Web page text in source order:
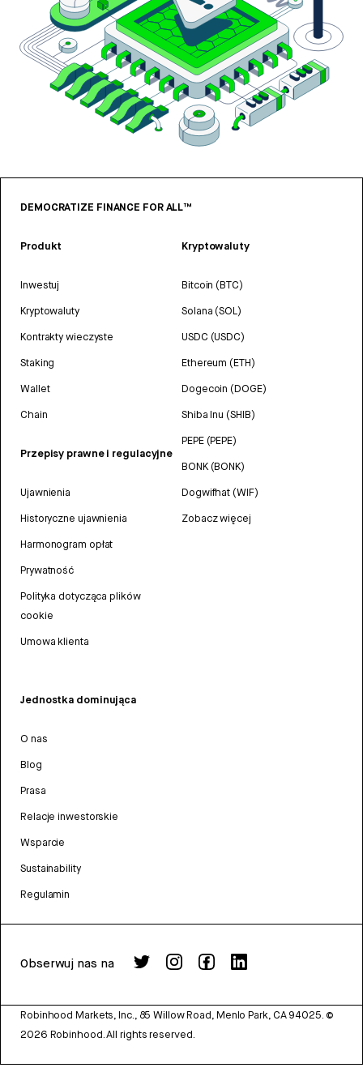
DEMOCRATIZE FINANCE FOR ALL™
Produkt
Inwestuj
Kryptowaluty
Kontrakty wieczyste
Staking
Wallet
Chain
Przepisy prawne i regulacyjne
Ujawnienia
Historyczne ujawnienia
Harmonogram opłat
Prywatność
Polityka dotycząca plików
cookie
Umowa klienta
Kryptowaluty
Bitcoin (BTC)
Solana (SOL)
USDC (USDC)
Ethereum (ETH)
Dogecoin (DOGE)
Shiba Inu (SHIB)
PEPE (PEPE)
BONK (BONK)
Dogwifhat (WIF)
Zobacz więcej
Jednostka dominująca
O nas
Blog
Prasa
Relacje inwestorskie
Wsparcie
Sustainability
Regulamin
Obserwuj nas na
Robinhood Markets, Inc., 85 Willow Road, Menlo Park, CA 94025. ©
2026 Robinhood. All rights reserved.